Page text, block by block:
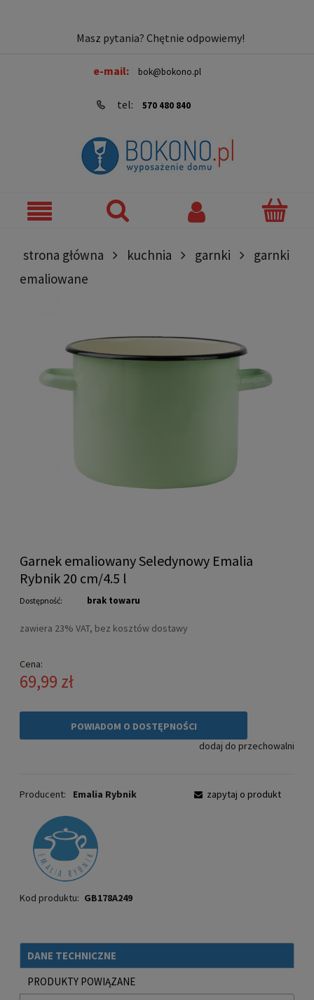
Masz pytania? Chętnie odpowiemy!
e-mail: bok@bokono.pl
tel: 570 480 840
strona główna kuchnia garnki
garnki
emaliowane
Garnek emaliowany Seledynowy Emalia
Rybnik 20 cm/4.5 l
Dostępność: brak towaru
zawiera 23% VAT, bez kosztów dostawy
Cena:
69,99 zł
POWIADOM O DOSTĘPNOŚCI
dodaj do przechowalni
Producent: Emalia Rybnik
Kod produktu: GB178A249
zapytaj o produkt
DANE TECHNICZNE
PRODUKTY POWIĄZANE